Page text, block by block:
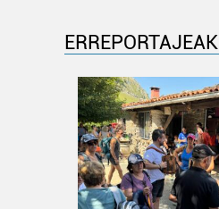
ERREPORTAJEAK